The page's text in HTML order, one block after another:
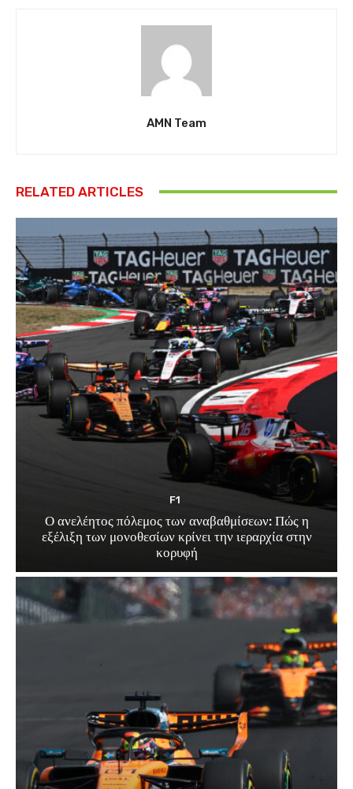
AMN Team
RELATED ARTICLES
F1
Ο ανελέητος πόλεμος των αναβαθμίσεων: Πώς η
εξέλιξη των μονοθεσίων κρίνει την ιεραρχία στην
κορυφή